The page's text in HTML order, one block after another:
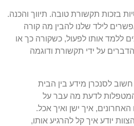
בזכות תקשורת טובה. תיווך והכנה.
לילד שלנו להבין מה קורה
ללמד אותו לפעול, כשקורה כך או
על ידי תקשורת ודוגמה
לסנכרן מידע בין הבית
לדעת מה עבר על
איך ישן ואיך אכל.
יודע איך קל להרגיע אותו,